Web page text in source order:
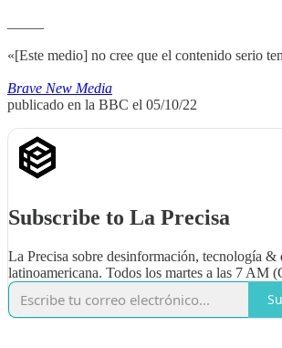
«[Este medio] no cree que el contenido serio
Brave New Media
publicado en la BBC el 05/10/22
Subscribe to La Precisa
La Precisa sobre desinformación, tecnología &
latinoamericana. Todos los martes a las 7 AM